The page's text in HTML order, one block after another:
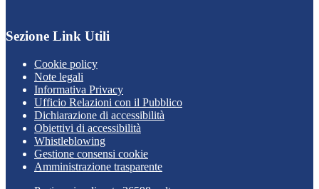
Sezione Link Utili
Cookie policy
Note legali
Informativa Privacy
Ufficio Relazioni con il Pubblico
Dichiarazione di accessibilità
Obiettivi di accessibilità
Whistleblowing
Gestione consensi cookie
Amministrazione trasparente